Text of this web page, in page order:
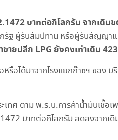
บาทต่อกิโลกรัม จากเดิม
กรัฐ ผู้รับสัมปทาน หรือผู้รับสัญญา
ขายปลีก LPG ยังคงเท่าเดิม
รือได้มาจากโรงแยกก๊าซฯ ของ
ทศ ตาม พ.ร.บ.การค้าน้ำมันเชื้อ
บาทต่อกิโลกรัม ลดลงจากเ